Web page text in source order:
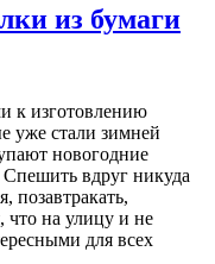
из бумаги
к изготовлению
уже стали зимней
новогодние
Спешить вдруг никуда
позавтракать,
что на улицу и не
для всех